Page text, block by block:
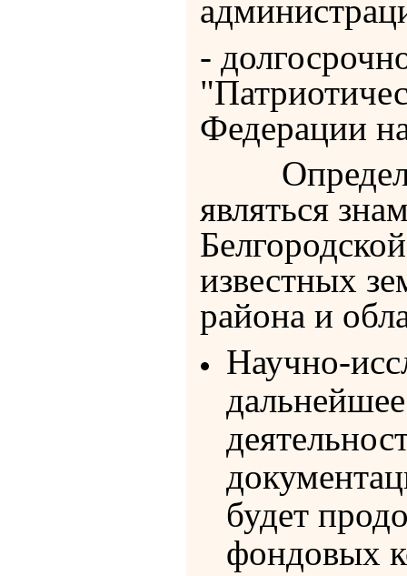
-
Федерации
являться
известных
района и
Научно-
будет
фондовых